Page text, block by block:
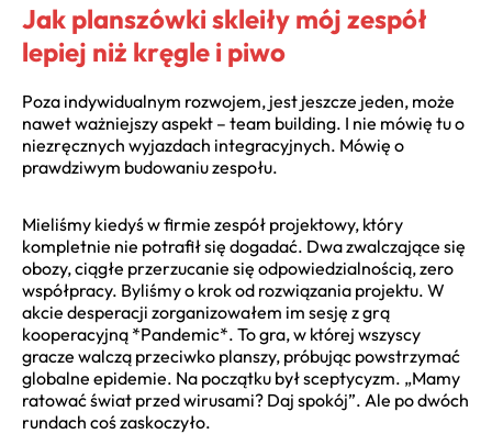
Jak planszówki skleiły mój zespół
lepiej niż kręgle i piwo
Poza indywidualnym rozwojem, jest jeszcze jeden, może
nawet ważniejszy aspekt – team building. I nie mówię tu o
niezręcznych wyjazdach integracyjnych. Mówię o
prawdziwym budowaniu zespołu.
Mieliśmy kiedyś w firmie zespół projektowy, który
kompletnie nie potrafił się dogadać. Dwa zwalczające się
obozy, ciągłe przerzucanie się odpowiedzialnością, zero
współpracy. Byliśmy o krok od rozwiązania projektu. W
akcie desperacji zorganizowałem im sesję z grą
kooperacyjną *Pandemic*. To gra, w której wszyscy
gracze walczą przeciwko planszy, próbując powstrzymać
globalne epidemie. Na początku był sceptycyzm. „Mamy
ratować świat przed wirusami? Daj spokój”. Ale po dwóch
rundach coś zaskoczyło.